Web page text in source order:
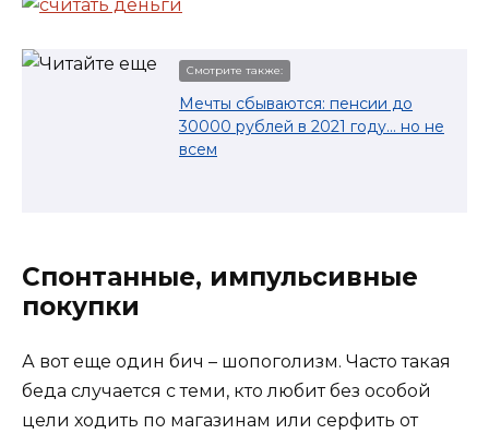
Смотрите также:
Мечты сбываются: пенсии до
30000 рублей в 2021 году… но не
всем
Спонтанные, импульсивные
покупки
А вот еще один бич – шопоголизм. Часто такая
беда случается с теми, кто любит без особой
цели ходить по магазинам или серфить от